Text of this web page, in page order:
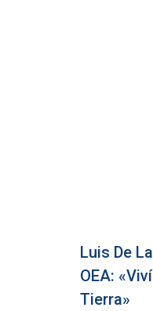
Luis De
OEA:
Tierra»